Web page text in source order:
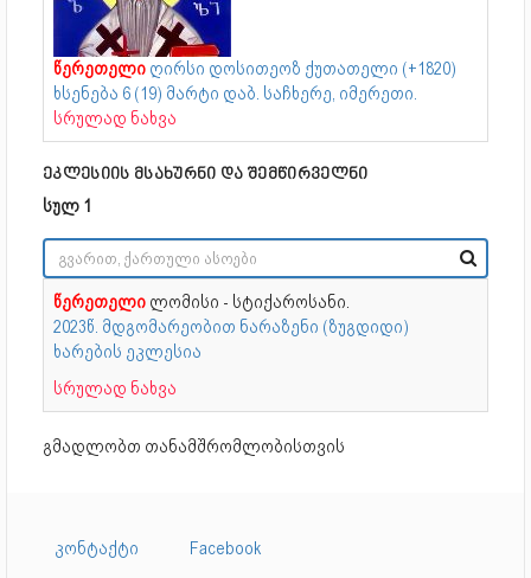
წერეთელი ღირსი დოსითეოზ ქუთათელი (+1820)
ხსენება 6 (19) მარტი დაბ. საჩხერე, იმერეთი.
სრულად ნახვა
ეკლესიის მსახურნი და შემწირველნი
სულ 1
წერეთელი ლომისი - სტიქაროსანი.
2023წ. მდგომარეობით ნარაზენი (ზუგდიდი)
ხარების ეკლესია
სრულად ნახვა
გმადლობთ თანამშრომლობისთვის
კონტაქტი
Facebook